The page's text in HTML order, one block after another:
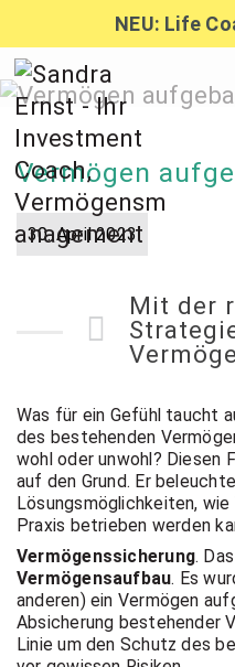
Inhalt
springen
NEU: Life
t
Vermögen
30. April 2023
Mit der
Was für ein Gefühl taucht
des bestehenden
wohl oder unwohl? Diesen
auf den Grund. Er
Lösungsmöglichkeiten,
Praxis betrieben werden
Vermögenssicherung.
Vermögensaufbau. Es
anderen) ein Vermögen
Absicherung bestehender
Linie um den Schutz des